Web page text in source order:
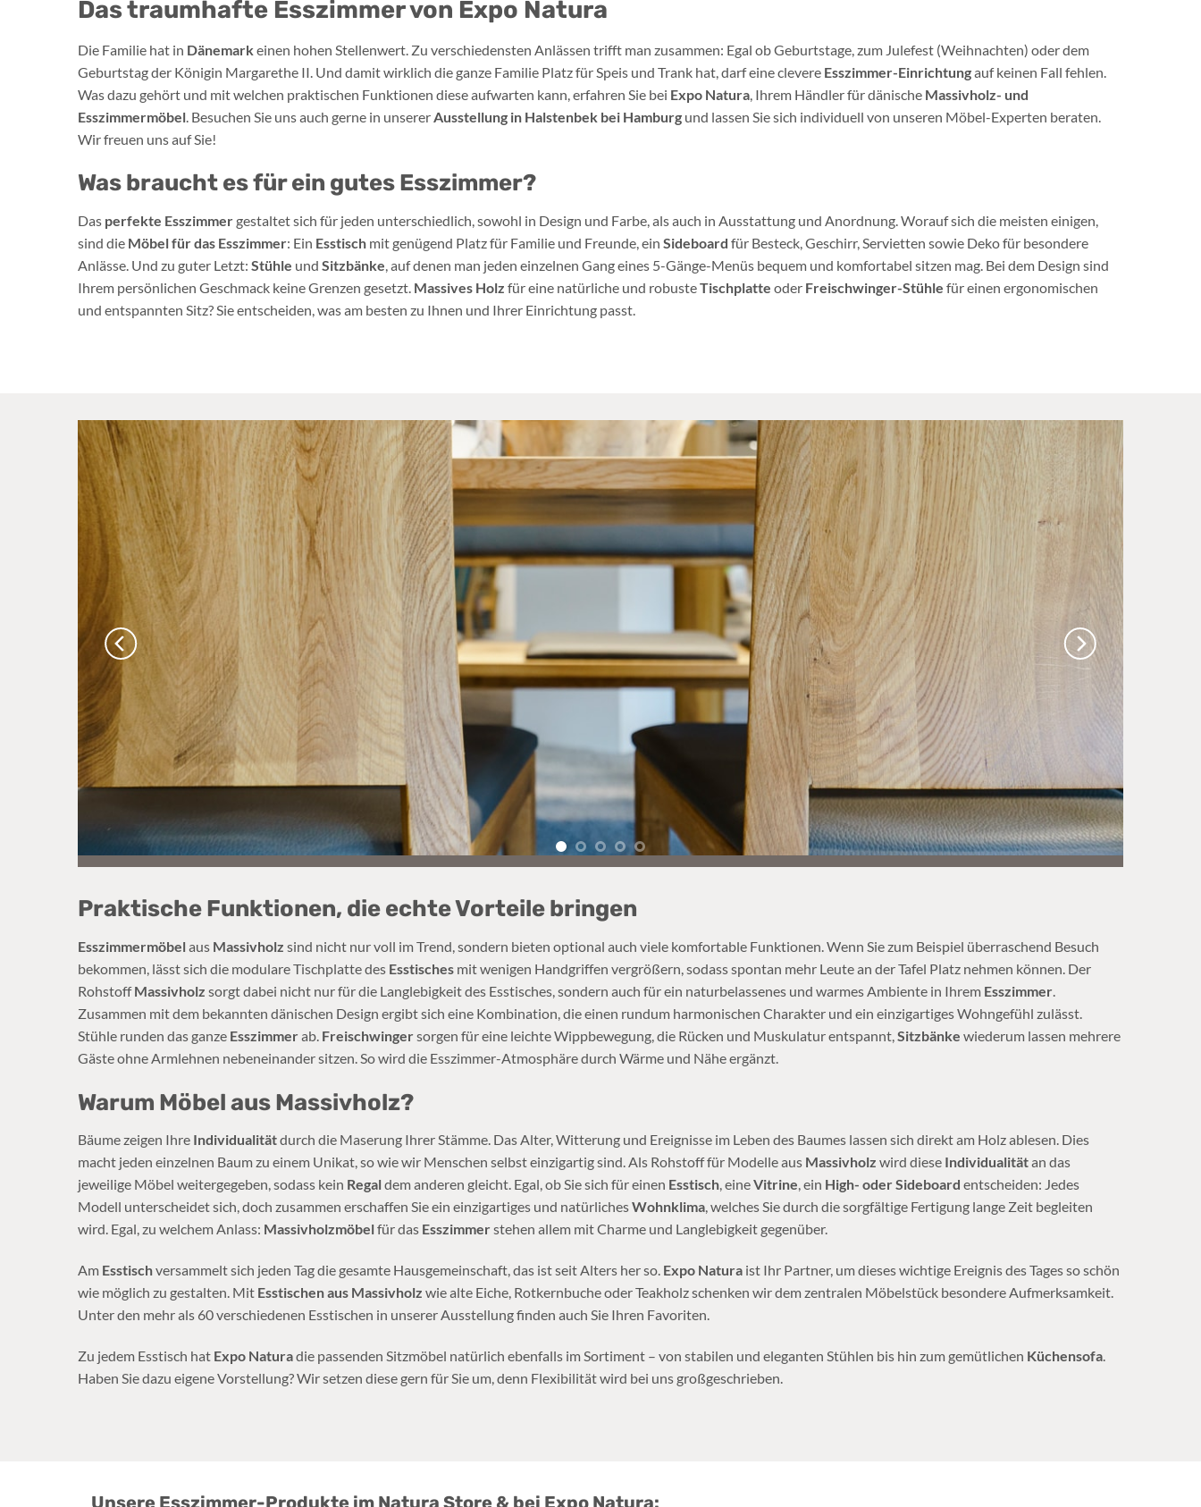
Das traumhafte Esszimmer von Expo Natura
Die Familie hat in Dänemarkeinen hohen Stellenwert. Zu verschiedensten Anlässen trifft man zusammen: Egal ob Geburtstage, zum Julefest (Weihnachten) oder dem
Geburtstag der Königin Margarethe II. Und damit wirklich die ganze Familie Platz für Speis und Trank hat, darf eine clevere Esszimmer-Einrichtungauf keinen Fall fehlen.
Was dazu gehört und mit welchen praktischen Funktionen diese aufwarten kann, erfahren Sie bei Expo Natura , Ihrem Händler für dänische Massivholz- und
Esszimmermöbel . Besuchen Sie uns auch gerne in unserer Ausstellung in Halstenbek bei Hamburg und lassen Sie sich individuell von unseren Möbel-Experten beraten.
Wir freuen uns auf Sie!
Was braucht es für ein gutes Esszimmer?
Das perfekte Esszimmer gestaltet sich für jeden unterschiedlich, sowohl in Design und Farbe, als auch in Ausstattung und Anordnung. Worauf sich die meisten einigen,
sind die Möbel für das Esszimmer: Ein Esstisch mit genügend Platz für Familie und Freunde, ein Sideboard für Besteck, Geschirr, Servietten sowie Deko für besondere
Anlässe. Und zu guter Letzt: Stühle und Sitzbänke, auf denen man jeden einzelnen Gang eines 5-Gänge-Menüs bequem und komfortabel sitzen mag. Bei dem Design sind
Ihrem persönlichen Geschmack keine Grenzen gesetzt. Massives Holz für eine natürliche und robusteTischplatte oder Freischwinger-Stühle für einen ergonomischen
und entspannten Sitz? Sie entscheiden, was am besten zu Ihnen und Ihrer Einrichtung passt.
Praktische Funktionen, die echte Vorteile bringen
Esszimmermöbelaus Massivholz sind nicht nur voll im Trend, sondern bieten optional auch viele komfortable Funktionen. Wenn Sie zum Beispiel überraschend Besuch
bekommen, lässt sich die modulare Tischplatte des Esstisches mit wenigen Handgriffen vergrößern, sodass spontan mehr Leute an der Tafel Platz nehmen können. Der
RohstoffMassivholz sorgt dabei nicht nur für die Langlebigkeit des Esstisches, sondern auch für ein naturbelassenes und warmes Ambiente in Ihrem Esszimmer
Zusammen mit dem bekannten dänischen Design ergibt sich eine Kombination, die einen rundum harmonischen Charakter und ein einzigartiges Wohngefühl zulässt.
Stühle runden das ganze Esszimmerab. Freischwingersorgen für eine leichte Wippbewegung, die Rücken und Muskulatur entspannt, Sitzbänke wiederum lassen mehrere
Gäste ohne Armlehnen nebeneinander sitzen. So wird die Esszimmer-Atmosphäre durch Wärme und Nähe ergänzt.
Warum Möbel aus Massivholz?
Bäume zeigen Ihre Individualitätdurch die Maserung Ihrer Stämme. Das Alter, Witterung und Ereignisse im Leben des Baumes lassen sich direkt am Holz ablesen. Dies
macht jeden einzelnen Baum zu einem Unikat, so wie wir Menschen selbst einzigartig sind. Als Rohstoff für Modelle aus Massivholz wird diese Individualitätan das
jeweilige Möbel weitergegeben, sodass kein Regaldem anderen gleicht. Egal, ob Sie sich für einen Esstisch, eineVitrine, ein High- oder Sideboard entscheiden: Jedes
Modell unterscheidet sich, doch zusammen erschaffen Sie ein einzigartiges und natürlichesWohnklima, welches Sie durch die sorgfältige Fertigung lange Zeit begleiten
wird. Egal, zu welchem Anlass: Massivholzmöbelfür das Esszimmerstehen allem mit Charme und Langlebigkeit gegenüber.
Am Esstischversammelt sich jeden Tag die gesamte Hausgemeinschaft, das ist seit Alters her so. Expo Natura ist Ihr Partner, um dieses wichtige Ereignis des Tages so schön
wie möglich zu gestalten. Mit Esstischen aus Massivholz wie alte Eiche, Rotkernbuche oder Teakholz schenken wir dem zentralen Möbelstück besondere Aufmerksamkeit.
Unter den mehr als 60 verschiedenen Esstischen in unserer Ausstellung finden auch Sie Ihren Favoriten.
Zu jedem Esstisch hat Expo Naturadie passenden Sitzmöbel natürlich ebenfalls im Sortiment – von stabilen und eleganten Stühlen bis hin zum gemütlichen Küchensofa.
Haben Sie dazu eigene Vorstellung? Wir setzen diese gern für Sie um, denn Flexibilität wird bei uns großgeschrieben.
Unsere Esszimmer-Produkte im Natura Store & bei Expo Natura: